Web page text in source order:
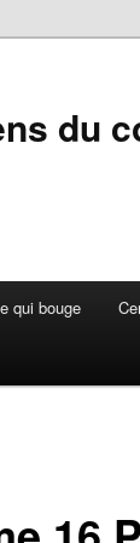
du
qui bouge